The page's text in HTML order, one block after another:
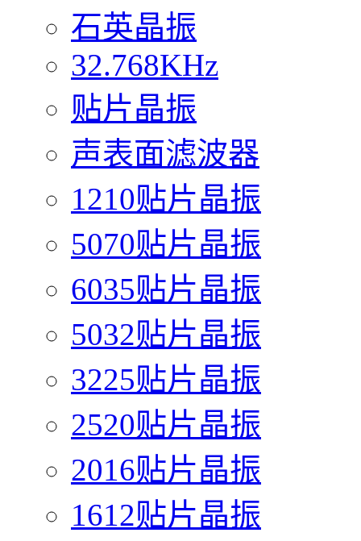
石英晶振
32.768KHz
贴片晶振
声表面滤波器
1210贴片晶振
5070贴片晶振
6035贴片晶振
5032贴片晶振
3225贴片晶振
2520贴片晶振
2016贴片晶振
1612贴片晶振